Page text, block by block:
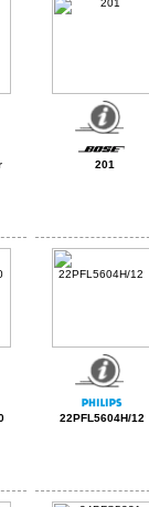
201
22PFL5604H/12